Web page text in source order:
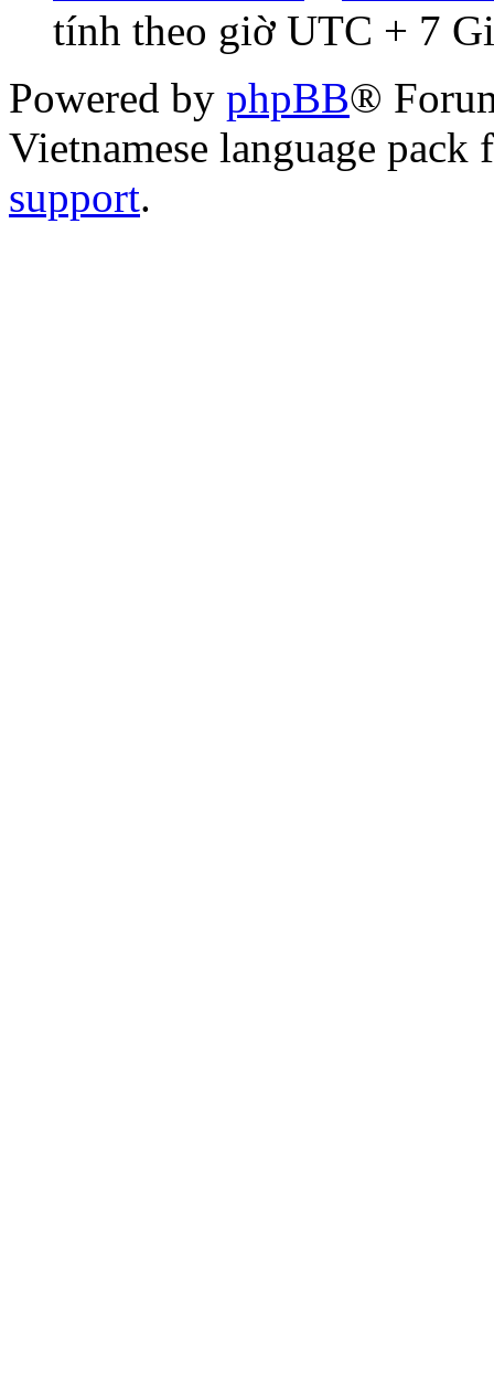
tính theo giờ UTC + 7
Powered by phpBB®
Vietnamese language
support.